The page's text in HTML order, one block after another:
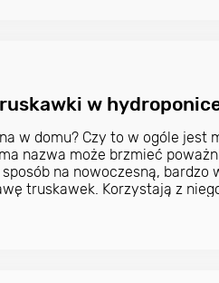
w
w domu? Czy to w ogóle jest
nazwa może brzmieć
na nowoczesną, bardzo
truskawek. Korzystają z